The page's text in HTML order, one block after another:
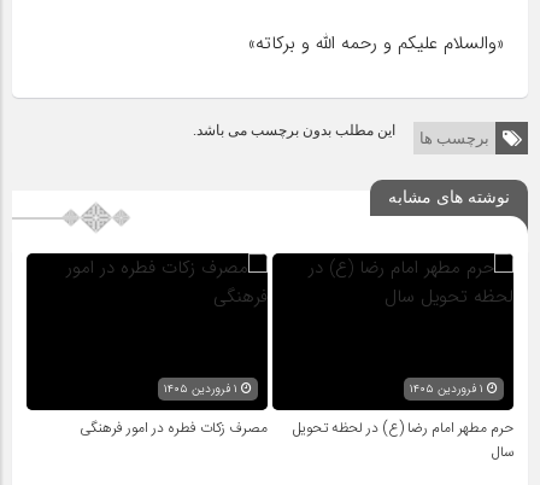
«والسلام علیکم و رحمه الله و برکاته»
برچسب ها این مطلب بدون برچسب می باشد.
نوشته های مشابه
حرم مطهر امام رضا (ع) در لحظه تحویل
سال
مصرف زکات فطره در امور فرهنگی